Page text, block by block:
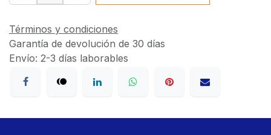
Términos y condiciones
Garantía de devolución de 30 días
Envío: 2-3 días laborables